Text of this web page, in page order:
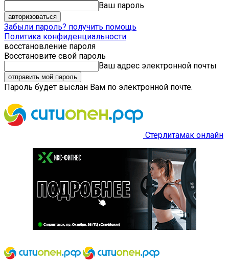
Ваш пароль
Забыли пароль? получить помощь
Политика конфиденциальности
восстановление пароля
Восстановите свой пароль
Ваш адрес электронной почты
Пароль будет выслан Вам по электронной почте.
Стерлитамак онлайн